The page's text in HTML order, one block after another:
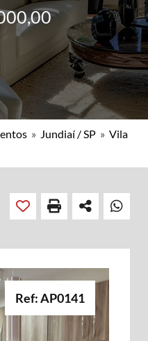
» Jundiaí / SP » Vila
Ref: AP0141